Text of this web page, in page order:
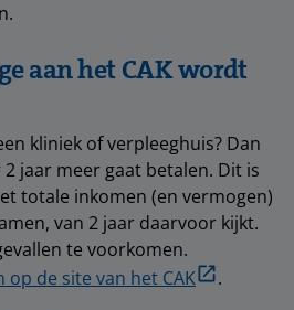
aan het CAK wordt
kliniek of verpleeghuis? Dan
jaar meer gaat betalen. Dit is
totale inkomen (en vermogen)
van 2 jaar daarvoor kijkt.
te voorkomen.
de site van het CAK
.